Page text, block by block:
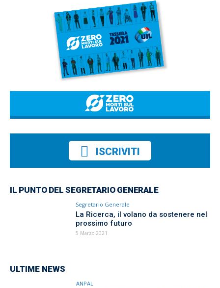
ISCRIVITI
IL PUNTO DEL SEGRETARIO GENERALE
Segretario Generale
La Ricerca, il volano da sostenere nel
prossimo futuro
5 Marzo 2021
ULTIME NEWS
ANPAL